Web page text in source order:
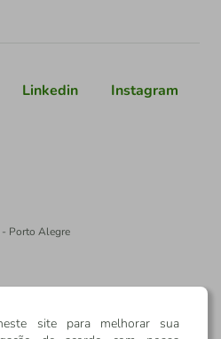
Linkedin Instagram
- Porto Alegre
site para melhorar sua